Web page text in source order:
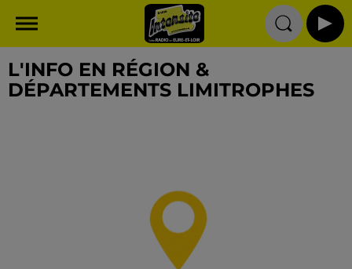
L'INFO EN RÉGION &
DÉPARTEMENTS LIMITROPHES